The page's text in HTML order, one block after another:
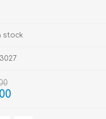
stock